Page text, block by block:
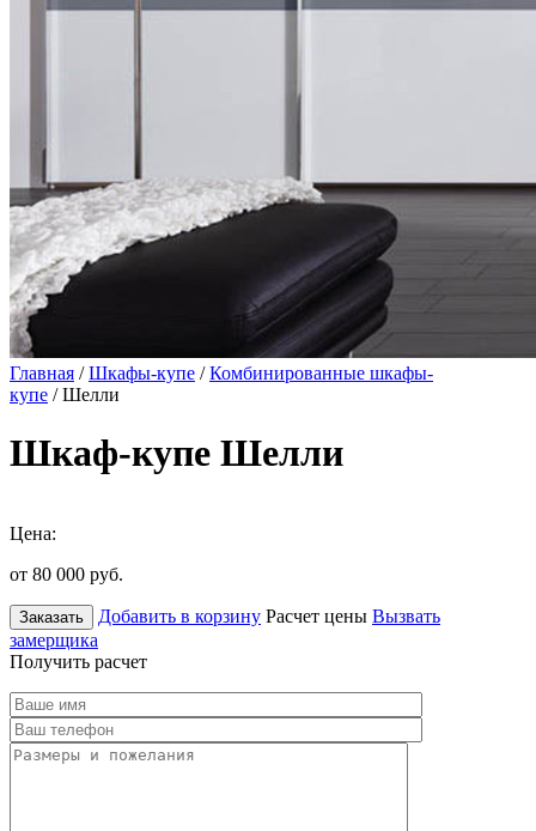
Главная /Шкафы-купе /Комбинированные шкафы-
купе / Шелли
Шкаф-купе Шелли
Цена:
от 80 000 руб.
Заказать Добавить в корзину Расчет цены Вызвать
замерщика
Получить расчет